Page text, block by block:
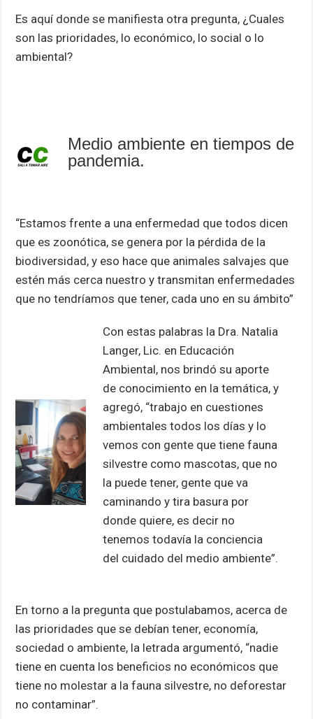
Es aquí donde se manifiesta otra pregunta, ¿Cuales
son las prioridades, lo económico, lo social o lo
ambiental?
Medio ambiente en tiempos de
pandemia.
“Estamos frente a una enfermedad que todos dicen
que es zoonótica, se genera por la pérdida de la
biodiversidad, y eso hace que animales salvajes que
estén más cerca nuestro y transmitan enfermedades
que no tendríamos que tener, cada uno en su ámbito”
Con estas palabras la Dra. Natalia
Langer, Lic. en Educación
Ambiental, nos brindó su aporte
de conocimiento en la temática, y
agregó, “trabajo en cuestiones
ambientales todos los días y lo
vemos con gente que tiene fauna
silvestre como mascotas, que no
la puede tener, gente que va
caminando y tira basura por
donde quiere, es decir no
tenemos todavía la conciencia
del cuidado del medio ambiente”.
En torno a la pregunta que postulabamos, acerca de
las prioridades que se debían tener, economía,
sociedad o ambiente, la letrada argumentó, “nadie
tiene en cuenta los beneficios no económicos que
tiene no molestar a la fauna silvestre, no deforestar
no contaminar”.